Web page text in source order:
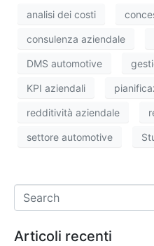
analisi dei costi
consulenza aziendale
DMS automotive
KPI aziendali
redditività aziendale
settore automotive
Articoli recenti